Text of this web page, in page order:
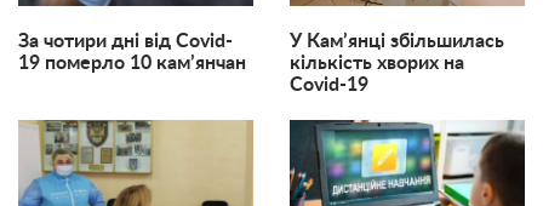
За чотири дні від Covid-
19 померло 10 кам’янчан
У Кам’янці збільшилась
кількість хворих на
Covid-19